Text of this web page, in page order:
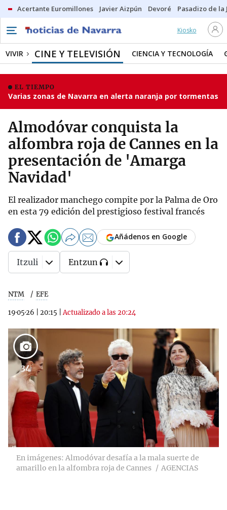
Acertante Euromillones Javier Aizpún Devoré Pasadizo de la
Kiosko
VIVIR CINE Y TELEVISIÓN CIENCIA Y TECNOLOGÍA
EL TIEMPO
Varias zonas de Navarra en alerta naranja por tormentas
Almodóvar conquista la
alfombra roja de Cannes en la
presentación de 'Amarga
Navidad'
El realizador manchego compite por la Palma de Oro
en esta 79 edición del prestigioso festival francés
NTM EFE
19·05·26 20:15 |Actualizado a las 20:24
Añádenos en Google
Itzuli Entzun
34
En imágenes: Almodóvar desafía a la mala suerte de
amarillo en la alfombra roja de Cannes
AGENCIAS